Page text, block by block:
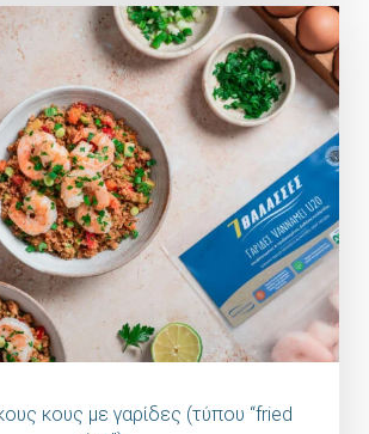
κους με γαρίδες (τύπου “fried